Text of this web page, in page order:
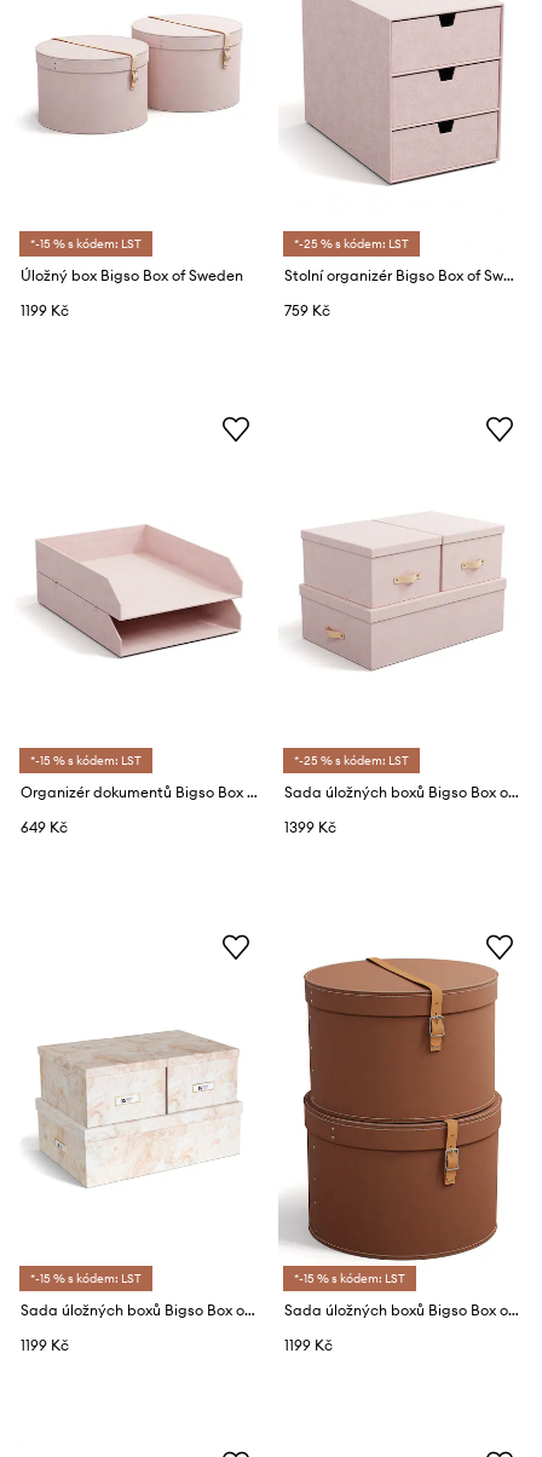
*-15 % s kódem: LST
Úložný box Bigso Box of Sweden
1199 Kč
*-25 % s kódem: LST
Stolní organizér Bigso Box of Sweden
759 Kč
*-15 % s kódem: LST
Organizér dokumentů Bigso Box of Sweden 2-pack
649 Kč
*-25 % s kódem: LST
Sada úložných boxů Bigso Box of Sweden
1399 Kč
*-15 % s kódem: LST
Sada úložných boxů Bigso Box of Sweden 3-pack
1199 Kč
*-15 % s kódem: LST
Sada úložných boxů Bigso Box of Sweden 2-pack
1199 Kč